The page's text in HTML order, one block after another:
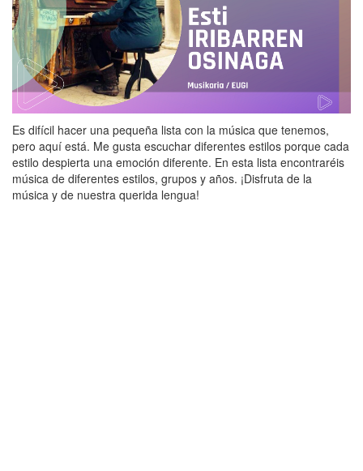
Es difícil hacer una pequeña lista con la música que tenemos,
pero aquí está. Me gusta escuchar diferentes estilos porque cada
estilo despierta una emoción diferente. En esta lista encontraréis
música de diferentes estilos, grupos y años. ¡Disfruta de la
música y de nuestra querida lengua!